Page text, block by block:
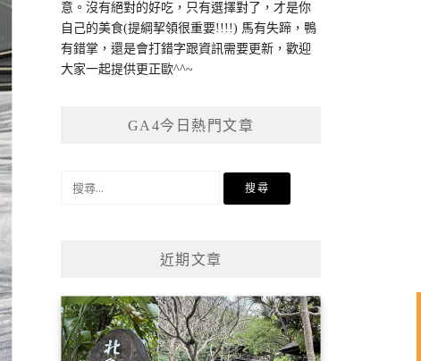
意。沒有絕對的好吃，只有選擇對了，才是你
自己的美食(提綱挈領很重要!!!!) 馬有失蹄，鴨
有錯掌，還是會打錯字跟資訊需要更新，歡迎
大家一起提供更正歐^^~
GA4今日熱門文章
近期文章